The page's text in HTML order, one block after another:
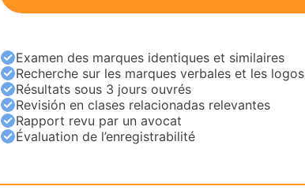
Examen des marques identiques et similaires
Recherche sur les marques verbales et les logos
Résultats sous 3 jours ouvrés
Revisión en clases relacionadas relevantes
Rapport revu par un avocat
Évaluation de l’enregistrabilité